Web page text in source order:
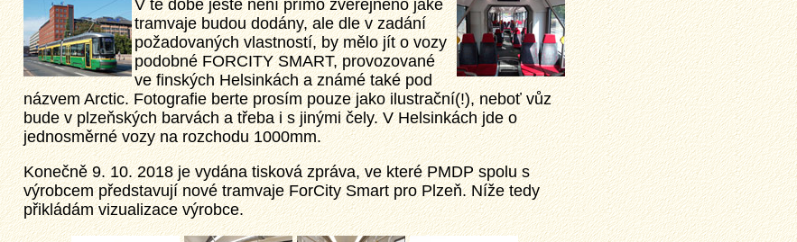
V té době ještě není přímo zveřejněno jaké
tramvaje budou dodány, ale dle v zadání
požadovaných vlastností, by mělo jít o vozy
podobné FORCITY SMART, provozované
ve finských Helsinkách a známé také pod
názvem Arctic. Fotografie berte prosím pouze jako ilustrační(!), neboť vůz
bude v plzeňských barvách a třeba i s jinými čely. V Helsinkách jde o
jednosměrné vozy na rozchodu 1000mm.
Konečně 9. 10. 2018 je vydána tisková zpráva, ve které PMDP spolu s
výrobcem představují nové tramvaje ForCity Smart pro Plzeň. Níže tedy
přikládám vizualizace výrobce.